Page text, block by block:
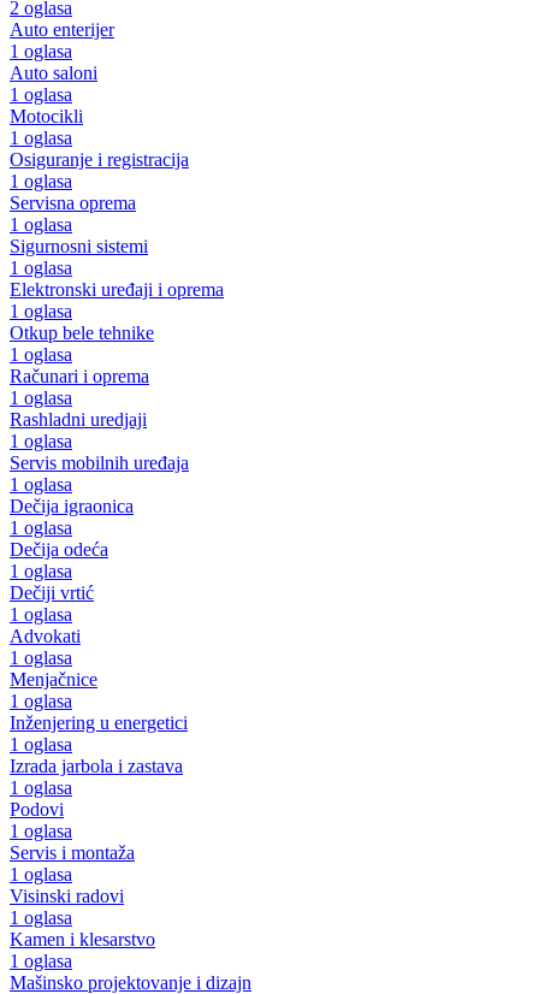
2 oglasa
Auto enterijer
1 oglasa
Auto saloni
1 oglasa
Motocikli
1 oglasa
Osiguranje i registracija
1 oglasa
Servisna oprema
1 oglasa
Sigurnosni sistemi
1 oglasa
Elektronski uređaji i oprema
1 oglasa
Otkup bele tehnike
1 oglasa
Računari i oprema
1 oglasa
Rashladni uredjaji
1 oglasa
Servis mobilnih uređaja
1 oglasa
Dečija igraonica
1 oglasa
Dečija odeća
1 oglasa
Dečiji vrtić
1 oglasa
Advokati
1 oglasa
Menjačnice
1 oglasa
Inženjering u energetici
1 oglasa
Izrada jarbola i zastava
1 oglasa
Podovi
1 oglasa
Servis i montaža
1 oglasa
Visinski radovi
1 oglasa
Kamen i klesarstvo
1 oglasa
Mašinsko projektovanje i dizajn